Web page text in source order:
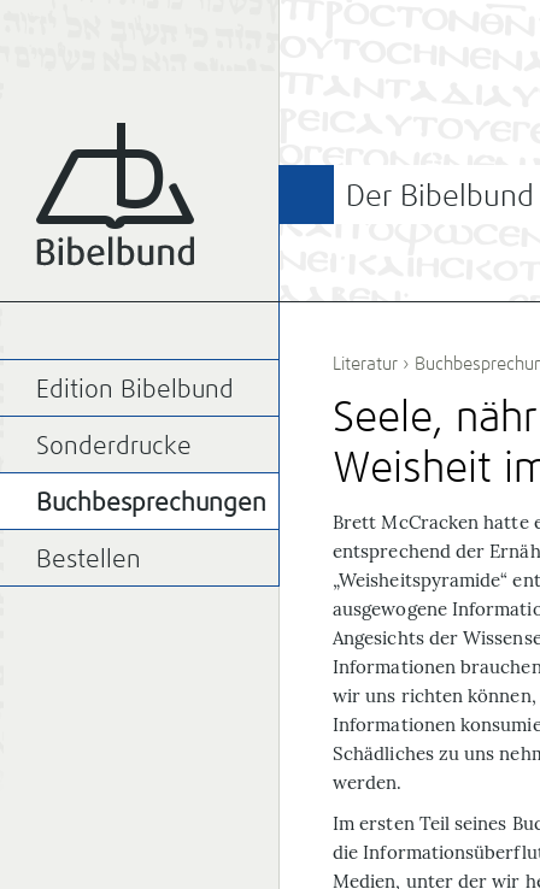
Der Bibelbund
Literatur ›
Seele,
Weisheit
Brett McCracken hatte
entsprechend der
„Weisheitspyramide“
ausgewogene
Angesichts der
Informationen
wir uns richten
Informationen
Schädliches zu uns
werden.
Im ersten Teil seines
die
Medien, unter der wir
Edition Bibelbund
Sonderdrucke
Buchbesprechungen
Bestellen